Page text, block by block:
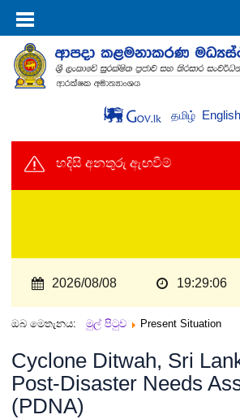
தமிழ் English
හදිසි අනතුරු ඇඟවීම්
2026/08/08 19:29:07
ඔබ මෙතැනය: මුල් පිටුව Present Situation
Cyclone Ditwah, Sri
Post-Disaster Needs
(PDNA)